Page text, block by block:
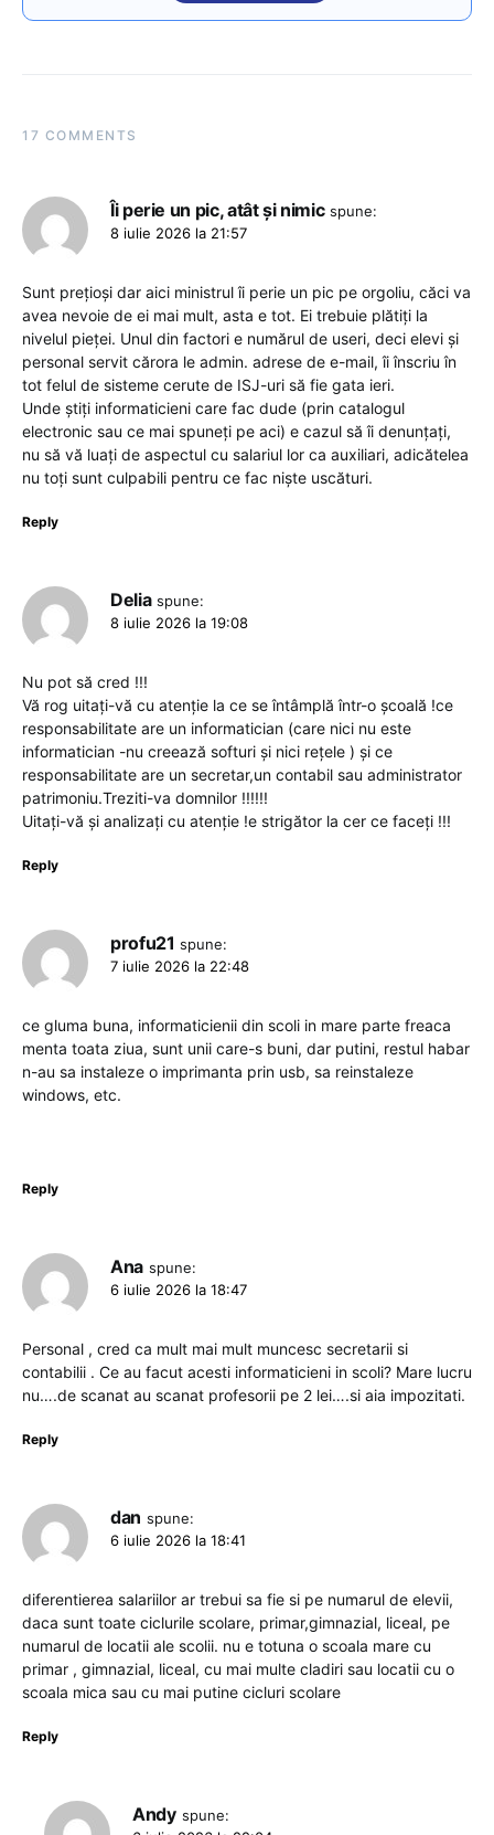
17 COMMENTS
Îi perie un pic, atât și nimic spune:
8 iulie 2026 la 21:57
Sunt prețioși dar aici ministrul îi perie un pic pe orgoliu, căci va
avea nevoie de ei mai mult, asta e tot. Ei trebuie plătiți la
nivelul pieței. Unul din factori e numărul de useri, deci elevi și
personal servit cărora le admin. adrese de e-mail, îi înscriu în
tot felul de sisteme cerute de ISJ-uri să fie gata ieri.
Unde știți informaticieni care fac dude (prin catalogul
electronic sau ce mai spuneți pe aci) e cazul să îi denunțați,
nu să vă luați de aspectul cu salariul lor ca auxiliari, adicătelea
nu toți sunt culpabili pentru ce fac niște uscături.
Reply
Delia spune:
8 iulie 2026 la 19:08
Nu pot să cred !!!
Vă rog uitați-vă cu atenție la ce se întâmplă într-o școală !ce
responsabilitate are un informatician (care nici nu este
informatician -nu creează softuri și nici rețele ) și ce
responsabilitate are un secretar,un contabil sau administrator
patrimoniu.Treziti-va domnilor !!!!!!
Uitați-vă și analizați cu atenție !e strigător la cer ce faceți !!!
Reply
profu21 spune:
7 iulie 2026 la 22:48
ce gluma buna, informaticienii din scoli in mare parte freaca
menta toata ziua, sunt unii care-s buni, dar putini, restul habar
n-au sa instaleze o imprimanta prin usb, sa reinstaleze
windows, etc.
Reply
Ana spune:
6 iulie 2026 la 18:47
Personal , cred ca mult mai mult muncesc secretarii si
contabilii . Ce au facut acesti informaticieni in scoli? Mare lucru
nu….de scanat au scanat profesorii pe 2 lei….si aia impozitati.
Reply
dan spune:
6 iulie 2026 la 18:41
diferentierea salariilor ar trebui sa fie si pe numarul de elevii,
daca sunt toate ciclurile scolare, primar,gimnazial, liceal, pe
numarul de locatii ale scolii. nu e totuna o scoala mare cu
primar , gimnazial, liceal, cu mai multe cladiri sau locatii cu o
scoala mica sau cu mai putine cicluri scolare
Reply
Andy spune: